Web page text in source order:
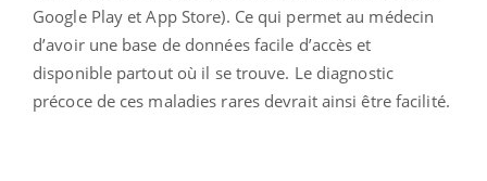
Google Play et App Store). Ce qui permet au médecin
d’avoir une base de données facile d’accès et
disponible partout où il se trouve. Le diagnostic
précoce de ces maladies rares devrait ainsi être facilité.